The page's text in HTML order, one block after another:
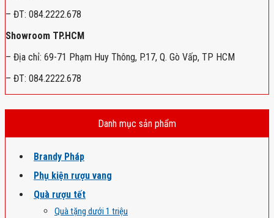
– ĐT: 084.2222.678
Showroom TP.HCM
– Địa chỉ: 69-71 Phạm Huy Thông, P.17, Q. Gò Vấp, TP HCM
– ĐT: 084.2222.678
Danh mục sản phẩm
Brandy Pháp
Phụ kiện rượu vang
Quà rượu tết
Quà tặng dưới 1 triệu